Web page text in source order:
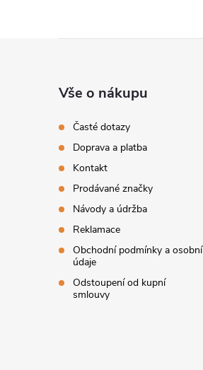
Vše o nákupu
Časté dotazy
Doprava a platba
Kontakt
Prodávané značky
Návody a údržba
Reklamace
Obchodní podmínky a osobní
údaje
Odstoupení od kupní
smlouvy